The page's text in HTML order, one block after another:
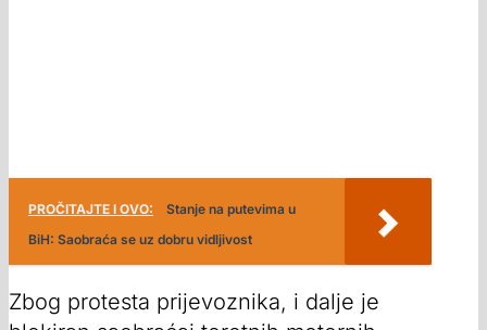
PROČITAJTE I OVO:
Stanje na putevima u
BiH: Saobraća se uz dobru vidljivost
Zbog protesta prijevoznika, i dalje je